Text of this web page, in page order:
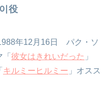
役
年12月16日 パク・ソ
彼女はきれいだった 」
キルミーヒルミー 」オスス